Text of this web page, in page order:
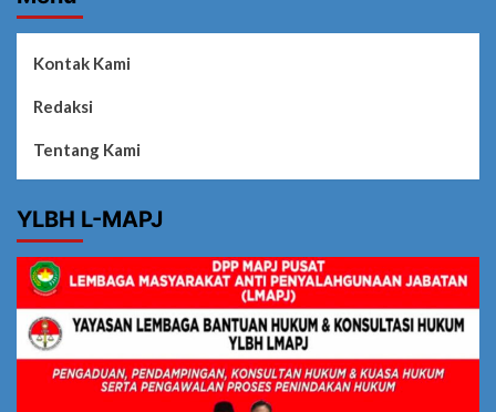
Kontak Kami
Redaksi
Tentang Kami
YLBH L-MAPJ